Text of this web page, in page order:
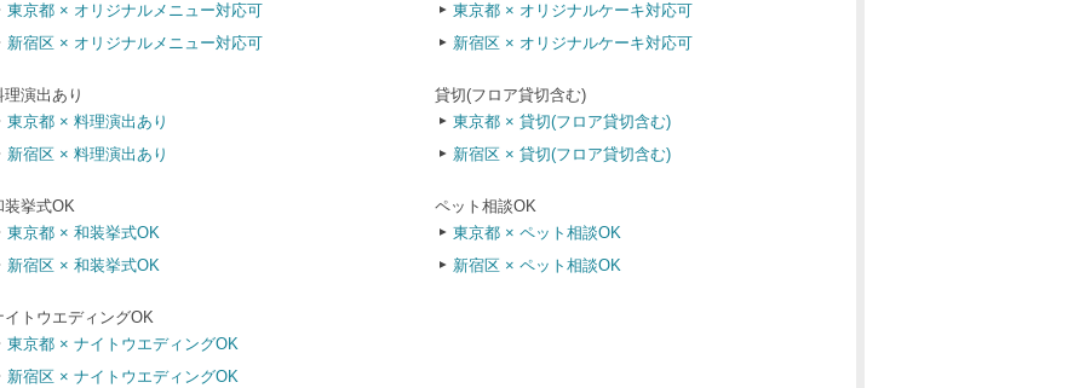
東京都 × オリジナルメニュー対応可
新宿区 × オリジナルメニュー対応可
東京都 × オリジナルケーキ対応可
新宿区 × オリジナルケーキ対応可
理演出あり
東京都 × 料理演出あり
新宿区 × 料理演出あり
貸切(フロア貸切含む)
東京都 × 貸切(フロア貸切含む)
新宿区 × 貸切(フロア貸切含む)
装挙式OK
東京都 × 和装挙式OK
新宿区 × 和装挙式OK
ペット相談OK
東京都 × ペット相談OK
新宿区 × ペット相談OK
イトウエディングOK
東京都 × ナイトウエディングOK
新宿区 × ナイトウエディングOK